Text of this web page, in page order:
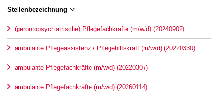
Stellenbezeichnung
(gerontopsychiatrische) Pflegefachkräfte (m/w/d) (20240902)
ambulante Pflegeassistenz / Pflegehilfskraft (m/w/d) (20220330)
ambulante Pflegefachkräfte (m/w/d) (20220307)
ambulante Pflegefachkräfte (m/w/d) (20260114)